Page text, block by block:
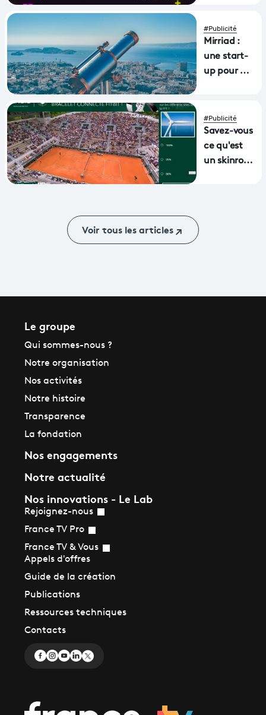
publicitaire
de France
Télévisions
#Publicité
Mirriad :
une start-
up pour un
innovant
#Publicité
Savez-vous
ce qu'est
un skinroll
Voir tous les articles
Le groupe
Qui sommes-nous ?
Notre organisation
Nos activités
Notre histoire
Transparence
La fondation
Nos engagements
Notre actualité
Nos innovations - Le Lab
Rejoignez-nous
France TV Pro
France TV & Vous
Appels d'offres
Guide de la création
Publications
Ressources techniques
Contacts